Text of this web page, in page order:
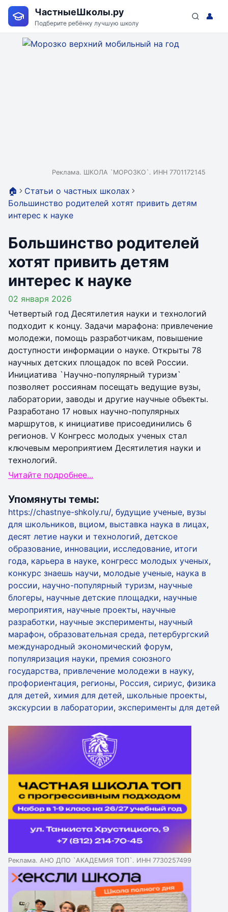
ЧастныеШколы.ру
Подберите ребёнку лучшую школу
👤
Реклама. ШКОЛА `МОРОЗКО`. ИНН 7701172145
🏠
Статьи о частных школах
Большинство родителей хотят привить детям
интерес к науке
Большинство родителей
хотят привить детям
интерес к науке
02 января 2026
Четвертый год Десятилетия науки и технологий
подходит к концу. Задачи марафона: привлечение
молодежи, помощь разработчикам, повышение
доступности информации о науке. Открыты 78
научных детских площадок по всей России.
Инициатива `Научно-популярный туризм`
позволяет россиянам посещать ведущие вузы,
лаборатории, заводы и другие научные объекты.
Разработано 17 новых научно-популярных
маршрутов, к инициативе присоединились 6
регионов. V Конгресс молодых ученых стал
ключевым мероприятием Десятилетия науки и
технологий.
Читайте подробнее...
Упомянуты темы:
https://chastnye-shkoly.ru/, будущие ученые, вузы
для школьников, вциом, выставка наука в лицах,
десят летие науки и технологий, детское
образование, инновации, исследование, итоги
года, карьера в науке, конгресс молодых ученых,
конкурс знаешь научи, молодые ученые, наука в
россии, научно-популярный туризм, научные
блогеры, научные детские площадки, научные
мероприятия, научные проекты, научные
разработки, научные эксперименты, научный
марафон, образовательная среда, петербургский
международный экономический форум,
популяризация науки, премия союзного
государства, привлечение молодежи в науку,
профориентация, регионы, Россия, сириус, физика
для детей, химия для детей, школьные проекты,
экскурсии в лаборатории, эксперименты для детей
Реклама. АНО ДПО `АКАДЕМИЯ ТОП`. ИНН 7730257499